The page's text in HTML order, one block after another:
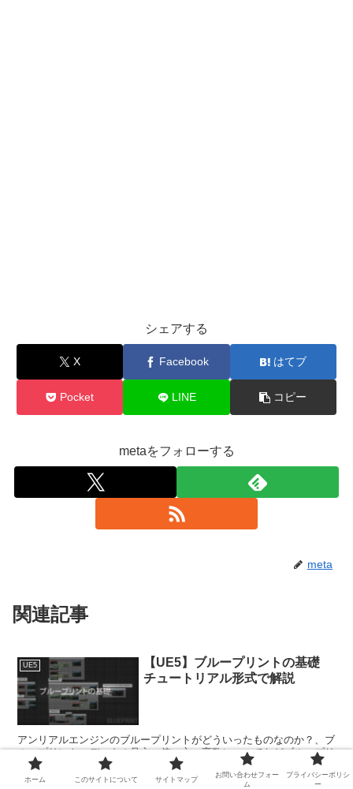
シェアする
X Facebook はてブ
Pocket LINE コピー
metaをフォローする
meta
関連記事
UE5
【UE5】ブループリントの基礎
チュートリアル形式で解説
アンリアルエンジンのブループリントがどういったものなのか？、ブ
ループリントエディタの見方、使い方、変数についてなどブループリ
ントの基礎をチュートーリアル形式で紹介していきます。
ホーム このサイトについて サイトマップ
お問い合わせフォー
ム
プライバシーポリシ
ー